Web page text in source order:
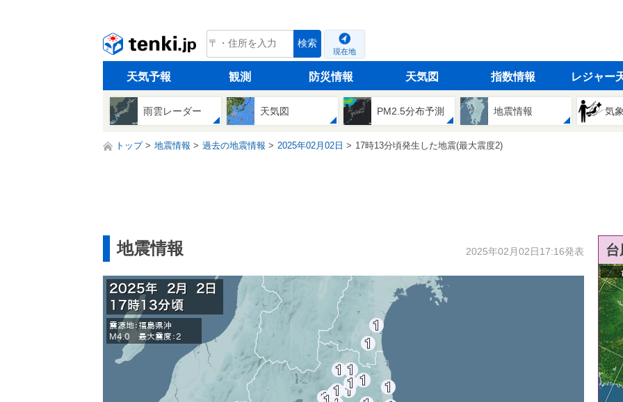
tenki.jp 検索
現在地
天気予報 観測 防災情報 天気図 指数情報 レジャー
雨雲レーダー 天気図 PM2.5分布予測 地震情報 気
トップ 地震情報 過去の地震情報 2025年02月02日 17時13分頃発生した地震(最大震度2)
地震情報 2025年02月02日17:16発表